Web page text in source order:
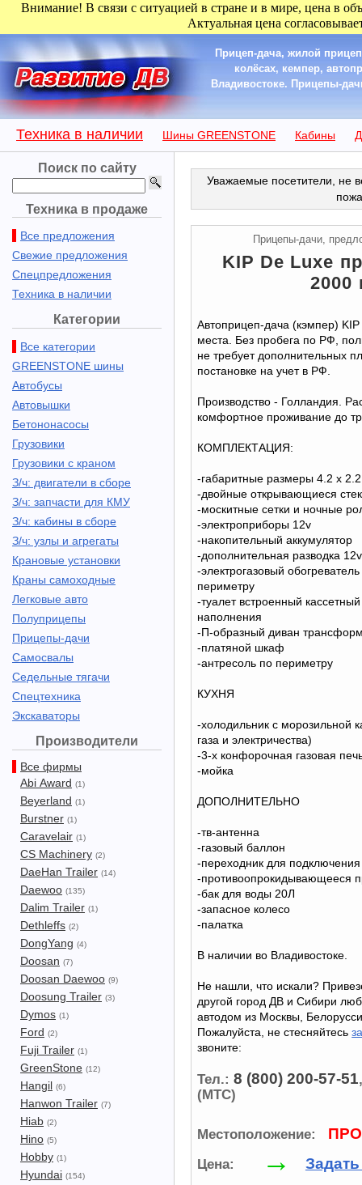
Внимание! В связи с ситуацией в стране и в мире, цена в
Актуальная цена
Прицеп-дача, жилой
колёсах, кемпер,
Владивостоке. Прицепы-
Техника в наличии Шины GREENSTONE Кабины
Поиск по сайту
Техника в продаже
Все предложения
Свежие предложения
Спецпредложения
Техника в наличии
Категории
Все категории
GREENSTONE шины
Автобусы
Автовышки
Бетононасосы
Грузовики
Грузовики с краном
З/ч: двигатели в сборе
З/ч: запчасти для КМУ
З/ч: кабины в сборе
З/ч: узлы и агрегаты
Крановые установки
Краны самоходные
Легковые авто
Полуприцепы
Прицепы-дачи
Самосвалы
Седельные тягачи
Спецтехника
Экскаваторы
Производители
Все фирмы
Abi Award (1)
Beyerland (1)
Burstner (1)
Caravelair (1)
CS Machinery (2)
DaeHan Trailer (14)
Daewoo (135)
Dalim Trailer (1)
Dethleffs (2)
DongYang (4)
Doosan (7)
Doosan Daewoo (9)
Doosung Trailer (3)
Dymos (1)
Ford (2)
Fuji Trailer (1)
GreenStone (12)
Hangil (6)
Hanwon Trailer (7)
Hiab (2)
Hino (5)
Hobby (1)
Hyundai (154)
Уважаемые посетители, не
Прицепы-дачи,
KIP De Luxe
2000
Автоприцеп-дача (кэмпер)
места. Без пробега по РФ,
не требует дополнительных
постановке на учет в РФ.
Производство - Голландия.
комфортное проживание до
КОМПЛЕКТАЦИЯ:
-габаритные размеры 4.2 х
-двойные открывающиеся
-москитные сетки и ночные
-электроприборы 12v
-накопительный аккумулятор
-дополнительная разводка 12v
-электрогазовый
периметру
-туалет встроенный
наполнения
-П-образный диван
-платяной шкаф
-антресоль по периметру
КУХНЯ
-холодильник с морозильной
газа и электричества)
-3-х конфорочная газовая
-мойка
ДОПОЛНИТЕЛЬНО
-тв-антенна
-газовый баллон
-переходник для
-противоопрокидывающееся
-бак для воды 20Л
-запасное колесо
-палатка
В наличии во Владивостоке.
Не нашли, что искали?
другой город ДВ и Сибири
автодом из Москвы,
Пожалуйста, не стесняйтесь
звоните:
Тел.:8 (800) 200-57-51
(МТС)
Местоположение:
Цена: →